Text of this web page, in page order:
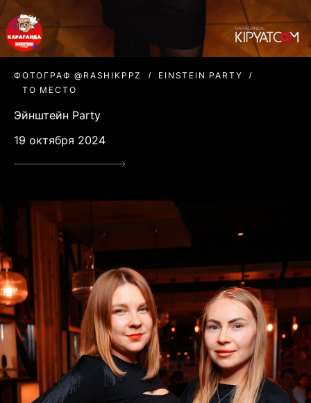
ФОТОГРАФ @RASHIKPPZ
EINSTEIN PARTY
ТО МЕСТО
Эйнштейн Party
19 октября 2024